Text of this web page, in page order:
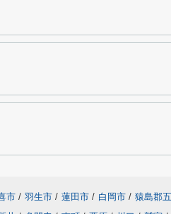
市 / 羽生市 / 蓮田市 / 白岡市 / 猿島郡